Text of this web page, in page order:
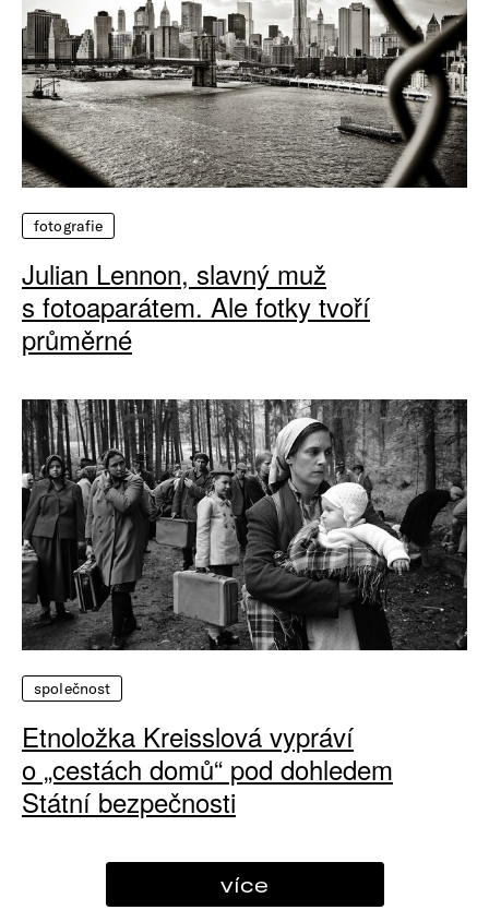
fotografie
Julian Lennon, slavný muž
s fotoaparátem. Ale fotky tvoří
průměrné
společnost
Etnoložka Kreisslová vypráví
o „cestách domů“ pod dohledem
Státní bezpečnosti
více